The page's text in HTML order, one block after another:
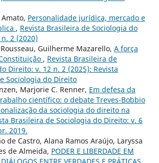
Personalidade jurídica, mercado e
, Revista Brasileira de Sociologia do
2 (2020)
Guilherme Mazarello, A força
, Revista Brasileira de
Direito: v. 12 n. 2 (2025): Revista
Sociologia do Direito
Marjorie C. Renner, Em defesa da
científico: o debate Treves-Bobbio
da sociologia do direito na
Brasileira de Sociologia do Direito: v. 6
2019.
de Castro, Alana Ramos Araújo, Laryssa
de Almeida, PODER E LIBERDADE EM